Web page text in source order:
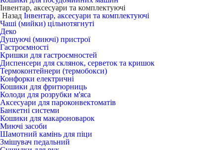
Інвентар, аксесуари та комплектуючі
Назад Інвентар, аксесуари та комплектуючі
Чаші (мийки) цільнотягнуті
Деко
Душуючі (миючі) пристрої
Гастроємності
Кришки для гастроємностей
Диспенсери для склянок, серветок та кришок
Термоконтейнери (термобокси)
Конфорки електричні
Кошики для фритюрниць
Колоди для розрубки м'яса
Аксесуари для пароконвектоматів
Банкетні системи
Кошики для макароноварок
Миючі засоби
Шамотний камінь для піци
Змішувач педальний